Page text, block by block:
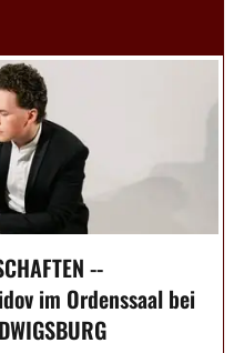
--
im Ordenssaal bei